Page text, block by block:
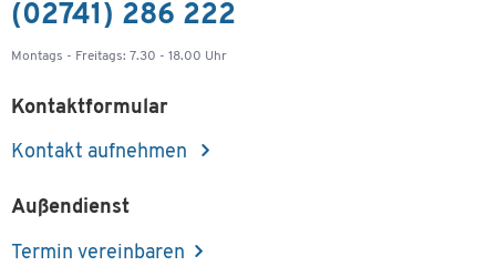
(02741) 286 222
Montags - Freitags: 7.30 - 18.00 Uhr
Kontaktformular
Kontakt aufnehmen
Außendienst
Termin vereinbaren